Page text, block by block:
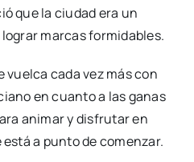
que la ciu­dad era un
mar­cas for­mi­da­bles.
vuel­ca cada vez más con
en cuan­to a las ganas
ani­mar y dis­fru­tar en
a pun­to de comen­zar.